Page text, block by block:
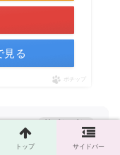
見る
ポチップ
トップ サイドバー